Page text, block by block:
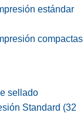
estándar
compactas
sellado
Standard (32